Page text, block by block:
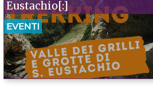
Eustachio[:]
EVENTI